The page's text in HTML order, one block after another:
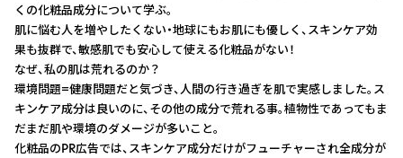
くの化粧品成分について学ぶ。
肌に悩む人を増やしたくない・地球にもお肌にも優しく、スキンケア効
果も抜群で、敏感肌でも安心して使える化粧品がない！
なぜ、私の肌は荒れるのか？
環境問題=健康問題だと気づき、人間の行き過ぎを肌で実感しました。ス
キンケア成分は良いのに、その他の成分で荒れる事。植物性であってもま
だまだ肌や環境のダメージが多いこと。
化粧品のPR広告では、スキンケア成分だけがフューチャーされ全成分が